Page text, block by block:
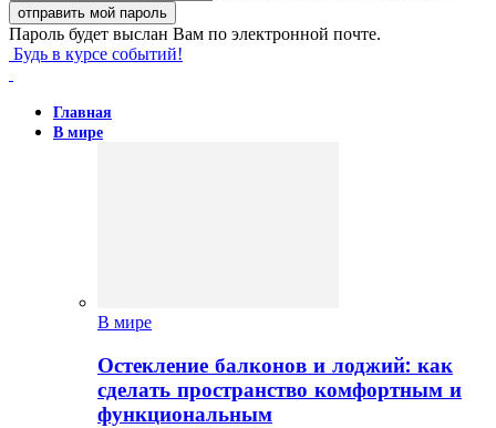
Пароль будет выслан Вам по электронной почте.
Будь в курсе событий!
Главная
В мире
В мире
Остекление балконов и лоджий: как
сделать пространство комфортным и
функциональным